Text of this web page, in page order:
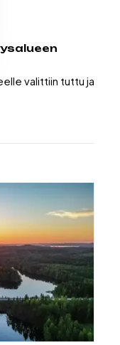
valittiin tuttu ja